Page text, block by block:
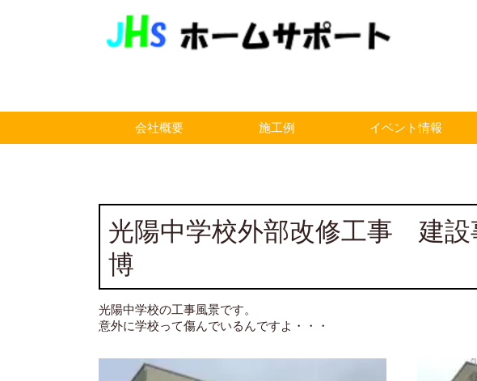
会社概要 施工例 イベント情報
光陽中学校外部改修工事 建
博
光陽中学校の工事風景です。
意外に学校って傷んでいるんですよ・・・